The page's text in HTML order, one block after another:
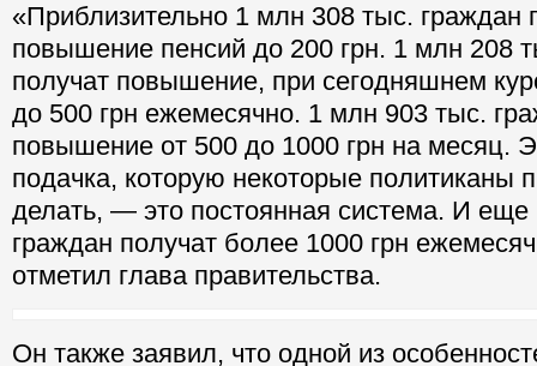
«Приблизительно 1 млн 308 тыс. граждан
повышение пенсий до 200 грн. 1 млн 208
получат повышение, при сегодняшнем
до 500 грн ежемесячно. 1 млн 903 тыс.
повышение от 500 до 1000 грн на месяц.
подачка, которую некоторые политиканы
делать, — это постоянная система. И
граждан получат более 1000 грн
отметил глава правительства.
Он также заявил, что одной из